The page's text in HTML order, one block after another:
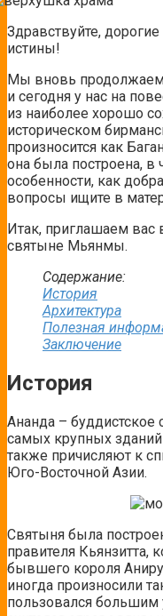
Здравствуйте,
истины!
Мы вновь продолжаем
и сегодня у нас на
из наиболее хорошо
историческом
произносится как
она была построена, в
особенности, как
вопросы ищите в
Итак, приглашаем вас
святыне Мьянмы.
Содержание:
История
Архитектура
Полезная
Заключение
История
Ананда – буддистское
самых крупных
также причисляют к
Юго-Восточной Азии.
Святыня была
правителя
бывшего короля
иногда произносили
пользовался